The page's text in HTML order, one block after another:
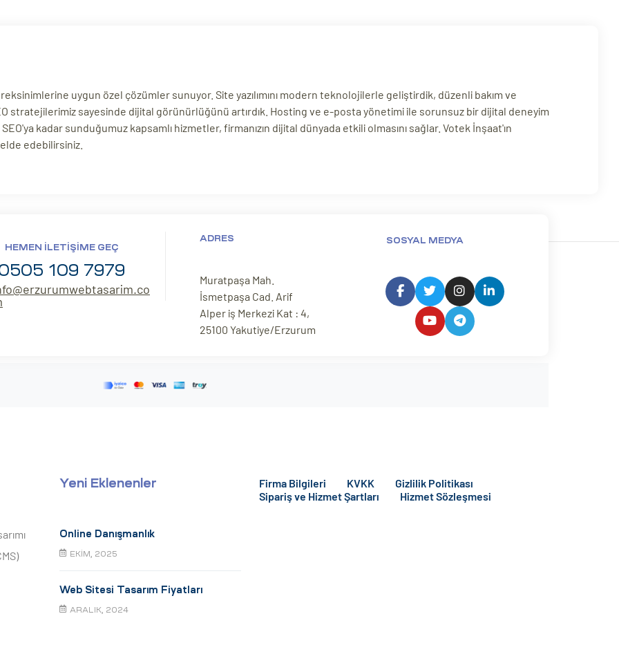
uygun özel çözümler sunuyor. Site yazılımını modern teknolojilerle geliştirdik, düzenli bakım ve
stratejilerimiz sayesinde dijital görünürlüğünü artırdık. Hosting ve e-posta yönetimi ile sorunsuz bir dijital deneyim
SEO'ya kadar sunduğumuz kapsamlı hizmetler, firmanızın dijital dünyada etkili olmasını sağlar. Votek İnşaat'ın
edebilirsiniz.
HEMEN İLETIŞIME GEÇ
109 7979
ADRES
Muratpaşa Mah.
İsmetpaşa Cad. Arif
Alper iş Merkezi Kat : 4,
25100 Yakutiye/Erzurum
SOSYAL MEDYA
Yeni Eklenenler
Online Danışmanlık
EKIM, 2025
Web Sitesi Tasarım Fiyatları
ARALIK, 2024
Firma Bilgileri KVKK
Gizlilik Politikası
Sipariş ve Hizmet Şartları
Hizmet Sözleşmesi